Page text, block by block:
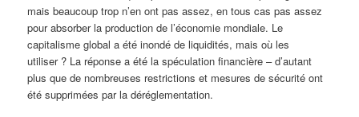
mais beaucoup trop n’en ont pas assez, en tous cas pas assez
pour absorber la production de l’économie mondiale. Le
capitalisme global a été inondé de liquidités, mais où les
utiliser ? La réponse a été la spéculation financière – d’autant
plus que de nombreuses restrictions et mesures de sécurité ont
été supprimées par la déréglementation.